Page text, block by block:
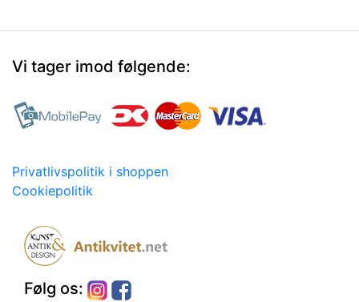
Vi tager imod følgende:
Privatlivspolitik i shoppen
Cookiepolitik
Følg os: